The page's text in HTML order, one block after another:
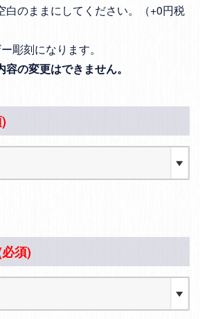
白のままにしてください。（+0円税
彫刻になります。
の変更はできません。
須)